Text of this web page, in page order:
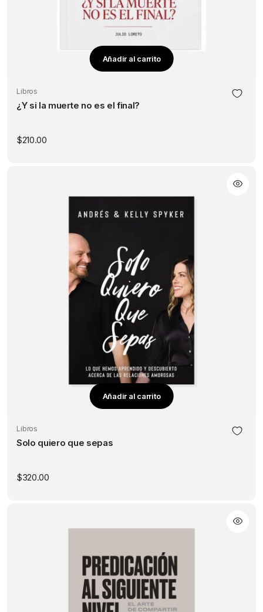
Añadir al carrito
Libros
¿Y si la muerte no es el final?
$210.00
Añadir al carrito
Libros
Solo quiero que sepas
$320.00